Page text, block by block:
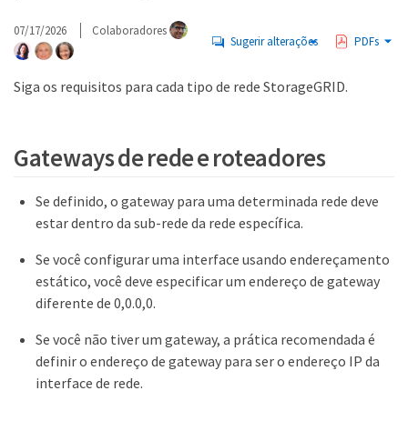
07/17/2026 Colaboradores
Sugerir alterações PDFs
Siga os requisitos para cada tipo de rede StorageGRID.
Gateways de rede e roteadores
Se definido, o gateway para uma determinada rede deve
estar dentro da sub-rede da rede específica.
Se você configurar uma interface usando endereçamento
estático, você deve especificar um endereço de gateway
diferente de 0,0.0,0.
Se você não tiver um gateway, a prática recomendada é
definir o endereço de gateway para ser o endereço IP da
interface de rede.